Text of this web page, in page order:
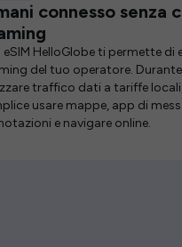
connesso senza
eSIM HelloGlobe ti permette di
del tuo operatore.
traffico dati a tariffe
usare mappe, app di
e navigare online.